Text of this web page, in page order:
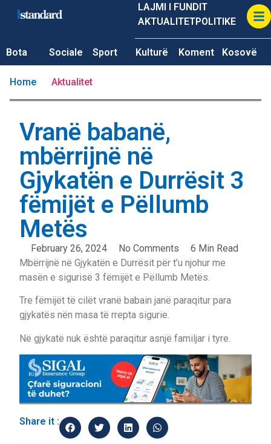
LAJMI I FUNDIT
AKTUALITETPOLITIKE
Bota Sociale Sport Kulturë Koment Kosovë
Home Aktualitet
Vranë babanë,
mbërrijnë në
Gjykatën e Durrësit 3
fëmijët e Pëllumb
Metës
February 26, 2024 No Comments
6 Min Read
Mbërrijnë në Gjykatën e Durrësit për t’u njohur me
masën e sigurisë 3 fëmijët e Pëllumb Metës.
Tre fëmijët të cilët vranë babain janë paraqitur para
gjykatës nën masa të rrepta sigurie.
Në gjykatë nuk është paraqitur asnjë familjar i tyre.
Share it :